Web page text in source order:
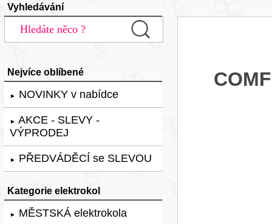
Vyhledávání
Nejvíce oblíbené
► NOVINKY v nabídce
► AKCE - SLEVY -
VÝPRODEJ
► PŘEDVÁDĚCÍ se SLEVOU
Kategorie elektrokol
► MĚSTSKÁ elektrokola